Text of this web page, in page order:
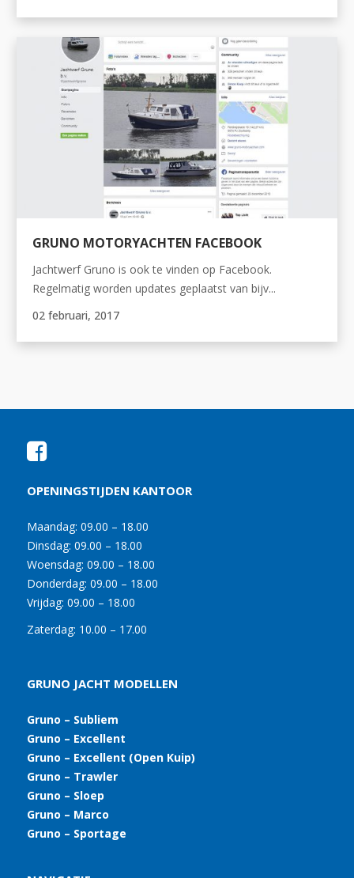
GRUNO MOTORYACHTEN FACEBOOK
Jachtwerf Gruno is ook te vinden op Facebook.
Regelmatig worden updates geplaatst van bijv...
02 februari, 2017
OPENINGSTIJDEN KANTOOR
Maandag: 09.00 – 18.00
Dinsdag: 09.00 – 18.00
Woensdag: 09.00 – 18.00
Donderdag: 09.00 – 18.00
Vrijdag: 09.00 – 18.00
Zaterdag: 10.00 – 17.00
GRUNO JACHT MODELLEN
Gruno – Subliem
Gruno – Excellent
Gruno – Excellent (Open Kuip)
Gruno – Trawler
Gruno – Sloep
Gruno – Marco
Gruno – Sportage